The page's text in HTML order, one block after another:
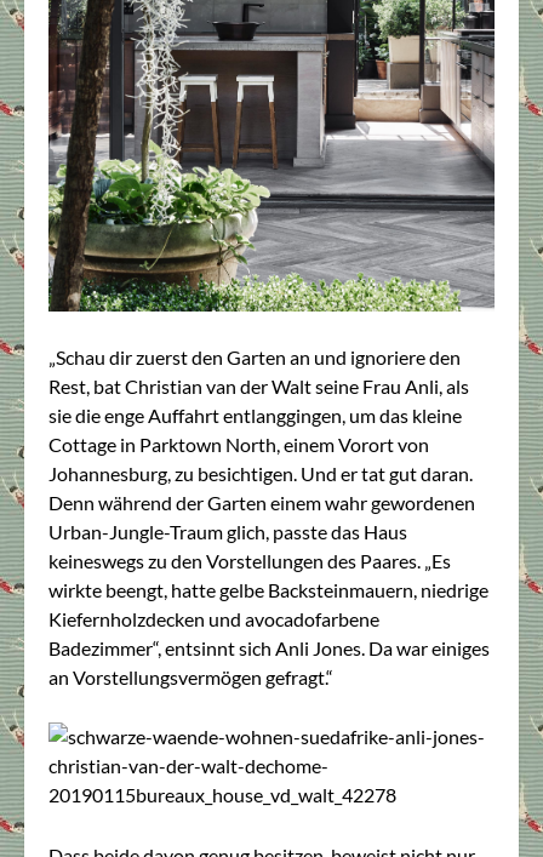
„Schau dir zuerst den Garten an und ignoriere den
Rest, bat Christian van der Walt seine Frau Anli, als
sie die enge Auffahrt entlanggingen, um das kleine
Cottage in Parktown North, einem Vorort von
Johannesburg, zu besichtigen. Und er tat gut daran.
Denn während der Garten einem wahr gewordenen
Urban-Jungle-Traum glich, passte das Haus
keineswegs zu den Vorstellungen des Paares. „Es
wirkte beengt, hatte gelbe Backsteinmauern, niedrige
Kiefernholzdecken und avocadofarbene
Badezimmer“, entsinnt sich Anli Jones. Da war einiges
an Vorstellungsvermögen gefragt.“